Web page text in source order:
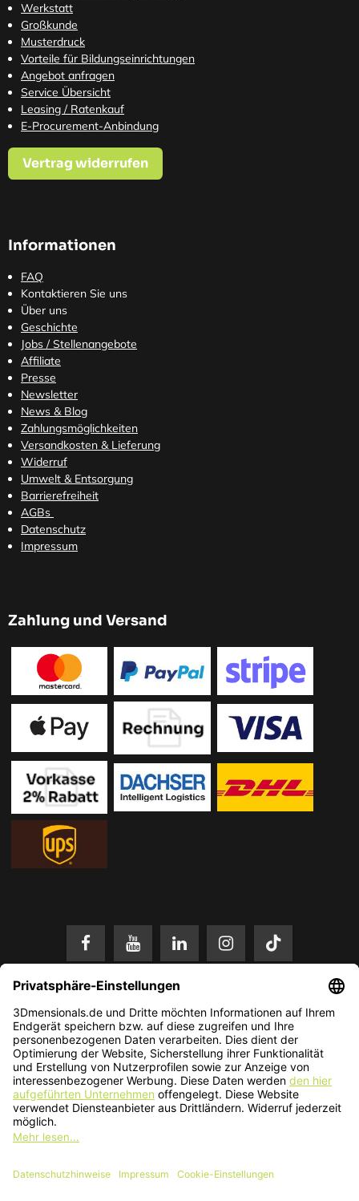
Werkstatt
Großkunde
Musterdruck
Vorteile für Bildungseinrichtungen
Angebot anfragen
Service Übersicht
Leasing / Ratenkauf
E-Procurement-Anbindung
Vertrag widerrufen
Informationen
FAQ
Kontaktieren Sie uns
Über uns
Geschichte
Jobs / Stellenangebote
Affiliate
Presse
Newsletter
News & Blog
Zahlungsmöglichkeiten
Versandkosten & Lieferung
Widerruf
Umwelt & Entsorgung
Barrierefreiheit
AGBs
Datenschutz
Impressum
Zahlung und Versand
* Alle Preise in EUR inkl. gesetzl. Mehrwertsteuer zzgl. Versandkosten.
Änderungen und Irrtümer vorbehalten. Nur solange der Vorrat reicht.
© 2026 3Dmensionals / PONTIALIS GmbH & Co. KG - All Rights Reserved.​
Kundenbewertung